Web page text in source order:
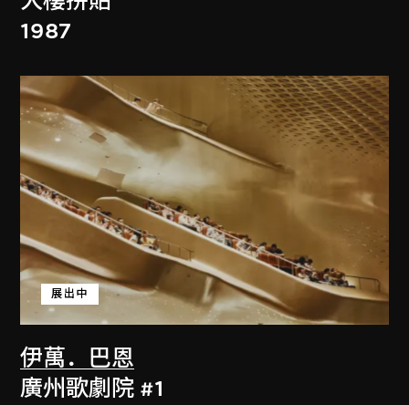
1987
伊萬．巴恩
展出中
廣州歌劇院 #1